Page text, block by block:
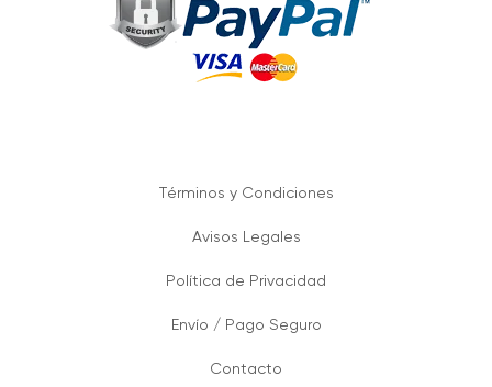
Términos y Condiciones
Avisos Legales
Política de Privacidad
Envío / Pago Seguro
Contacto